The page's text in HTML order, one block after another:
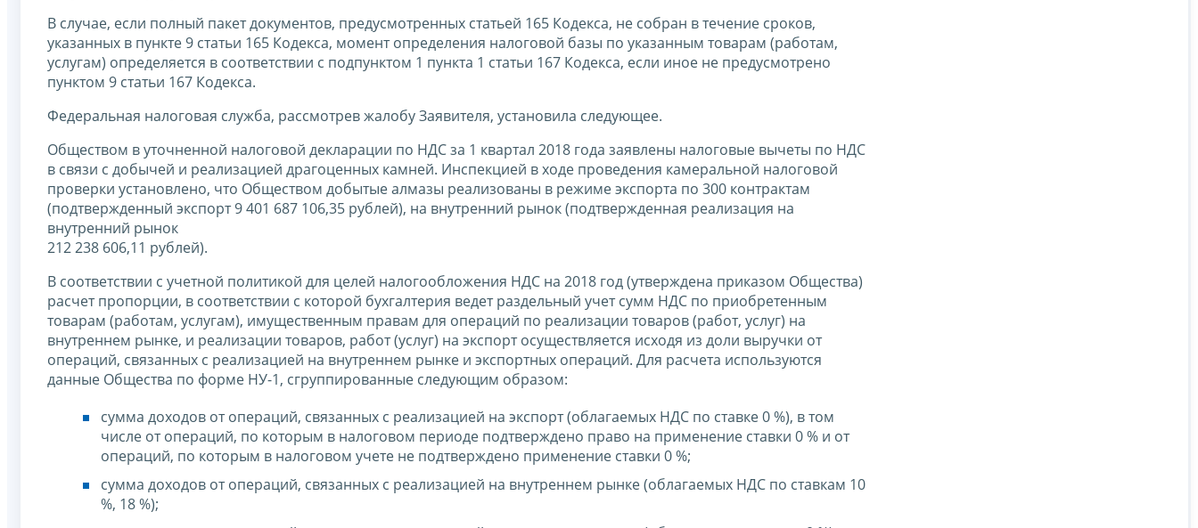
В случае, если полный пакет документов, предусмотренных статьей 165 Кодекса, не собран в течение сроков,
указанных в пункте 9 статьи 165 Кодекса, момент определения налоговой базы по указанным товарам (работам,
услугам) определяется в соответствии с подпунктом 1 пункта 1 статьи 167 Кодекса, если иное не предусмотрено
пунктом 9 статьи 167 Кодекса.
Федеральная налоговая служба, рассмотрев жалобу Заявителя, установила следующее.
Обществом в уточненной налоговой декларации по НДС за 1 квартал 2018 года заявлены налоговые вычеты по НДС
в связи с добычей и реализацией драгоценных камней. Инспекцией в ходе проведения камеральной налоговой
проверки установлено, что Обществом добытые алмазы реализованы в режиме экспорта по 300 контрактам
(подтвержденный экспорт 9 401 687 106,35 рублей), на внутренний рынок (подтвержденная реализация на
внутренний рынок
212 238 606,11 рублей).
В соответствии с учетной политикой для целей налогообложения НДС на 2018 год (утверждена приказом Общества)
расчет пропорции, в соответствии с которой бухгалтерия ведет раздельный учет сумм НДС по приобретенным
товарам (работам, услугам), имущественным правам для операций по реализации товаров (работ, услуг) на
внутреннем рынке, и реализации товаров, работ (услуг) на экспорт осуществляется исходя из доли выручки от
операций, связанных с реализацией на внутреннем рынке и экспортных операций. Для расчета используются
данные Общества по форме НУ-1, сгруппированные следующим образом:
сумма доходов от операций, связанных с реализацией на экспорт (облагаемых НДС по ставке 0 %), в том
числе от операций, по которым в налоговом периоде подтверждено право на применение ставки 0 % и от
операций, по которым в налоговом учете не подтверждено применение ставки 0 %;
сумма доходов от операций, связанных с реализацией на внутреннем рынке (облагаемых НДС по ставкам 10
%, 18 %);